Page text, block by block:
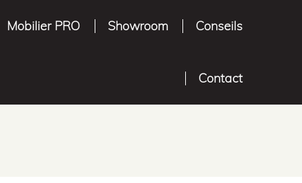
Mobilier PRO Showroom Conseils
Contact